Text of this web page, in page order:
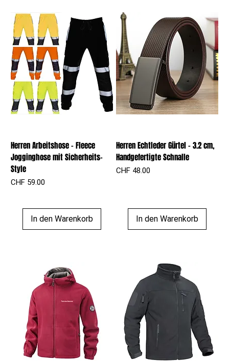
Herren Arbeitshose – Fleece
Jogginghose mit Sicherheits-
Style
Preis
CHF 59.00
In den Warenkorb
Herren Echtleder Gürtel – 3.2 cm,
Handgefertigte Schnalle
Preis
CHF 48.00
In den Warenkorb